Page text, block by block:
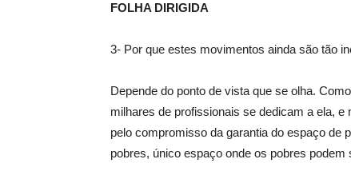
FOLHA DIRIGIDA
3- Por que estes movimentos ainda são tão
Depende do ponto de vista que se olha.
milhares de profissionais se dedicam a ela, e
pelo compromisso da garantia do espaço de
pobres, único espaço onde os pobres